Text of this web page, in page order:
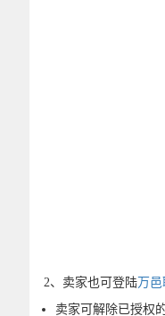
2、卖家也可登陆 万
卖家可解除已授权